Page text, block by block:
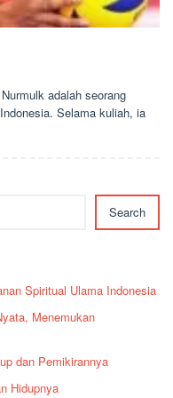
adalah seorang
Selama kuliah, ia
Search
Spiritual Ulama Indonesia
Menemukan
dan Pemikirannya
Hidupnya